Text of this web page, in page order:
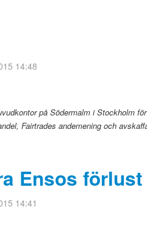
14:48
på Södermalm i Stockholm
Fairtrades andemening och
Ensos förlust
14:41